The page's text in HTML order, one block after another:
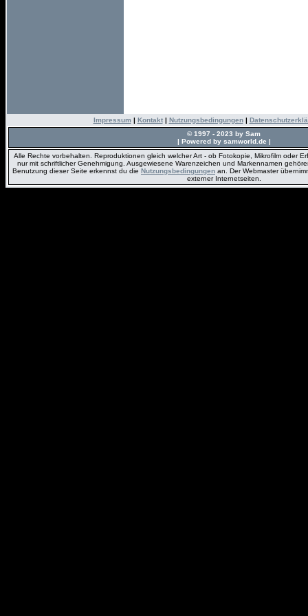
Impressum| Kontakt| Nutzungsbedingungen|
© 1997 - 2023 by Sam
| Powered by samworld.de |
Alle Rechte vorbehalten. Reproduktionen gleich welcher Art - ob Fotokopie, Mikrofilm oder
nur mit schriftlicher Genehmigung. Ausgewiesene Warenzeichen und Markennamen
Benutzung dieser Seite erkennst du die Nutzungsbedingungen an. Der Webmaster
externer Internetseiten.